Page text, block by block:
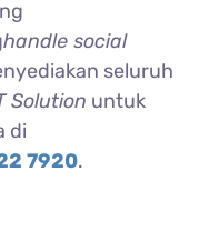
handle social
seluruh
Solution untuk
di
7920.